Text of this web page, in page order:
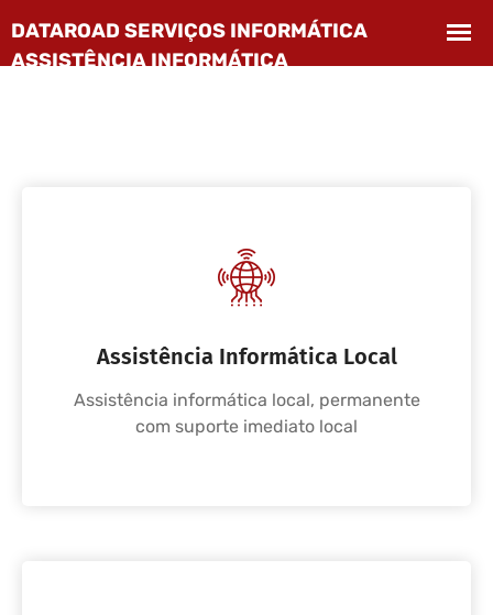
Assistência Informática Local
Assistência informática local, permanente
com suporte imediato local